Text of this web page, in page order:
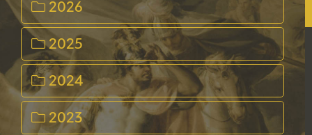
2026
2025
2024
2023